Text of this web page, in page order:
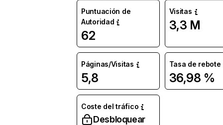
Puntuación de
Autoridad
62
Visitas
3,3 M
Páginas/Visitas
5,8
Tasa de rebote
36,98 %
Coste del tráfico
Desbloquear